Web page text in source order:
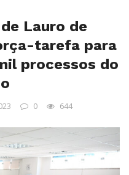
Lauro de
tarefa para
processos do
0 644